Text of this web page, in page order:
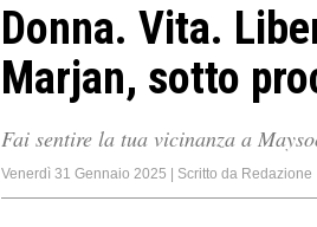
Donna. Vita.
Marjan, sotto
Fai sentire la tua vicinanza a
Venerdì 31 Gennaio 2025 | Scritto da Redazione